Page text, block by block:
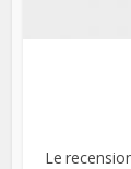
Le